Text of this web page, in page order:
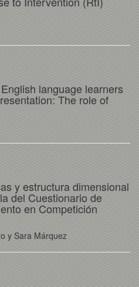
language learners
The role of
y estructura dimensional
del Cuestionario de
en Competición
y Sara Márquez